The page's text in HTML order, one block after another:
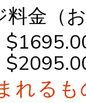
金（
れる